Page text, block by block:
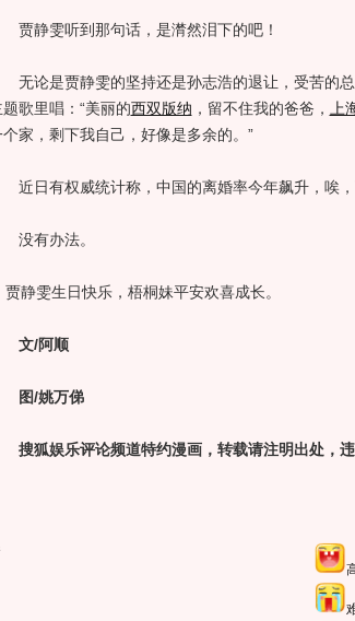
静雯听到那句话，是潸然泪下的吧！
论是贾静雯的坚持还是孙志浩的退让，受苦的总
题歌里唱：“美丽的西双版纳 ，留不住我的爸爸， 上
个家，剩下我自己，好像是多余的。”
日有权威统计称，中国的离婚率今年飙升，唉，
有办法。
静雯生日快乐，梧桐妹平安欢喜成长。
文/阿顺
/姚万俤
狐娱乐评论频道特约漫画，转载请注明出处，